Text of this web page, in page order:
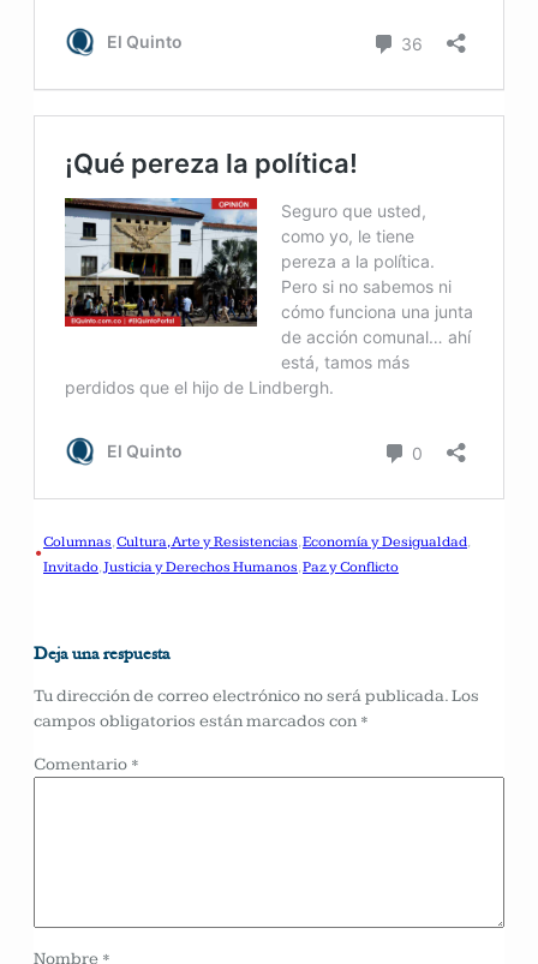
•
Columnas, Cultura, Arte y Resistencias, Economía y Desigualdad
Invitado, Justicia y Derechos Humanos, Paz y Conflicto
Deja una respuesta
Tu dirección de correo electrónico no será publicada.Los
campos obligatorios están marcados con *
Comentario *
Nombre *